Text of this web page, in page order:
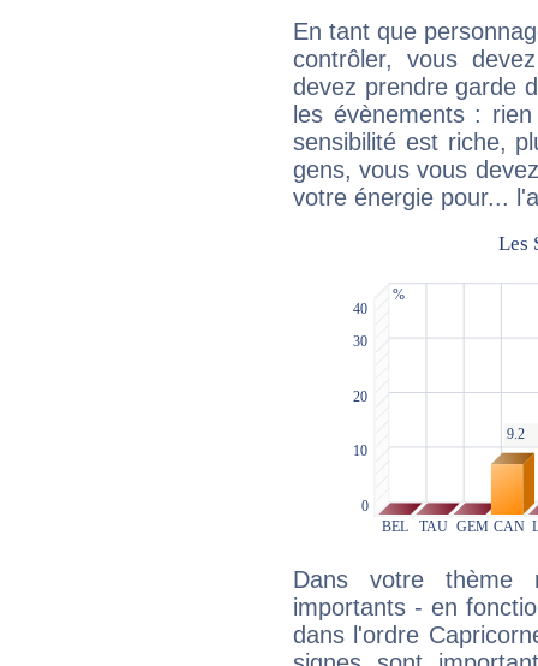
En tant que
contrôler, vous
devez prendre garde
les évènements :
sensibilité est riche,
gens, vous vous
votre énergie pour...
Dans votre thème
importants - en
dans l'ordre